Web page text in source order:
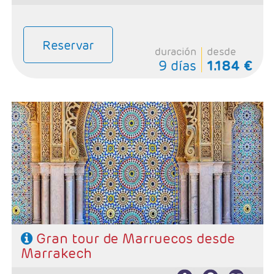
Reservar duración
9 días
desde
1.184 €
- Salidas: Viernes y domingos
- Ruta: Marrakech 1n, Casablanca 1n - Tanger 1n - Fes
2n - Merzouga 1n, Ouarzazate 1n,Marrakech 1n
- Categoría hotelera: Básica, Superior y Prestige
- Régimen: 8 desayunos + 6 cenas
Gran tour de Marruecos desde
Marrakech